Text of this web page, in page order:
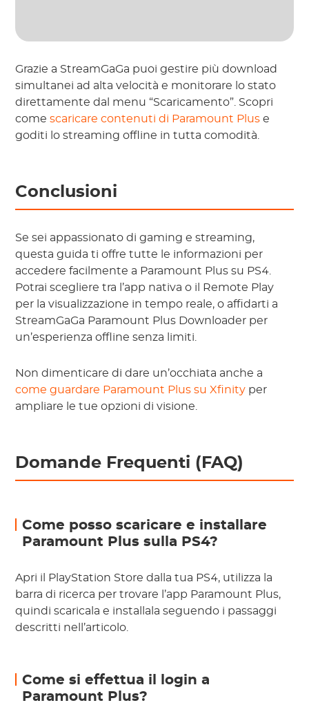
Grazie a StreamGaGa puoi gestire più download
simultanei ad alta velocità e monitorare lo stato
direttamente dal menu “Scaricamento”. Scopri
comescaricare contenuti di Paramount Plus e
goditi lo streaming offline in tutta comodità.
Conclusioni
Se sei appassionato di gaming e streaming,
questa guida ti offre tutte le informazioni per
accedere facilmente a Paramount Plus su PS4.
Potrai scegliere tra l’app nativa o il Remote Play
per la visualizzazione in tempo reale, o affidarti a
StreamGaGa Paramount Plus Downloader per
un’esperienza offline senza limiti.
Non dimenticare di dare un’occhiata anche a
come guardare Paramount Plus su Xfinity per
ampliare le tue opzioni di visione.
Domande Frequenti (FAQ)
Come posso scaricare e installare
Paramount Plus sulla PS4?
Apri il PlayStation Store dalla tua PS4, utilizza la
barra di ricerca per trovare l’app Paramount Plus,
quindi scaricala e installala seguendo i passaggi
descritti nell’articolo.
Come si effettua il login a
Paramount Plus?